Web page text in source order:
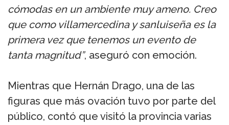
cómodas en un ambiente muy ameno. Creo
que como villamercedina y sanluiseña es la
primera vez que tenemos un evento de
tanta magnitud”, aseguró con emoción.
Mientras que Hernán Drago, una de las
figuras que más ovación tuvo por parte del
público, contó que visitó la provincia varias